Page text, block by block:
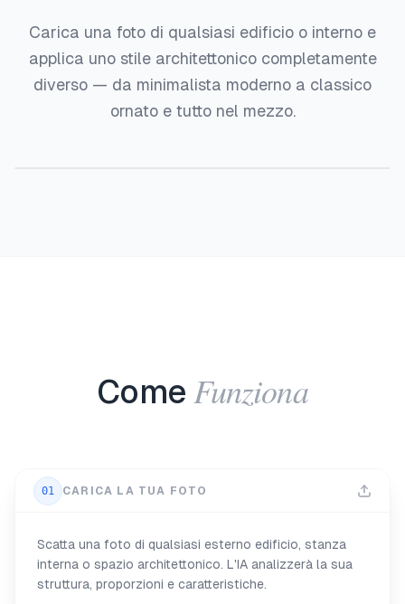
Carica una foto di qualsiasi edificio o interno e
applica uno stile architettonico completamente
diverso — da minimalista moderno a classico
ornato e tutto nel mezzo.
Come Funziona
01 CARICA LA TUA FOTO
Scatta una foto di qualsiasi esterno edificio, stanza
interna o spazio architettonico. L'IA analizzerà la sua
struttura, proporzioni e caratteristiche.